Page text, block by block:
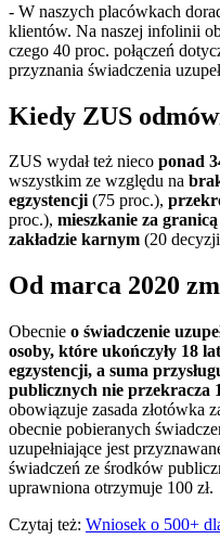
- W naszych placówkach
klientów. Na naszej infolinii
czego 40 proc. połączeń
przyznania świadczenia
Kiedy ZUS
ZUS wydał też nieco ponad
wszystkim ze względu na
egzystencji(75 proc.),
proc.), mieszkanie za granicą
zakładzie karnym (20
Od marca 2020
Obecnie o świadczenie
osoby, które ukończyły 18
egzystencji, a suma
publicznych nie przekracza
obowiązuje zasada złotówka
obecnie pobieranych
uzupełniające jest
świadczeń ze środków
uprawniona otrzymuje 100 zł.
Czytaj też: Wniosek o 500+